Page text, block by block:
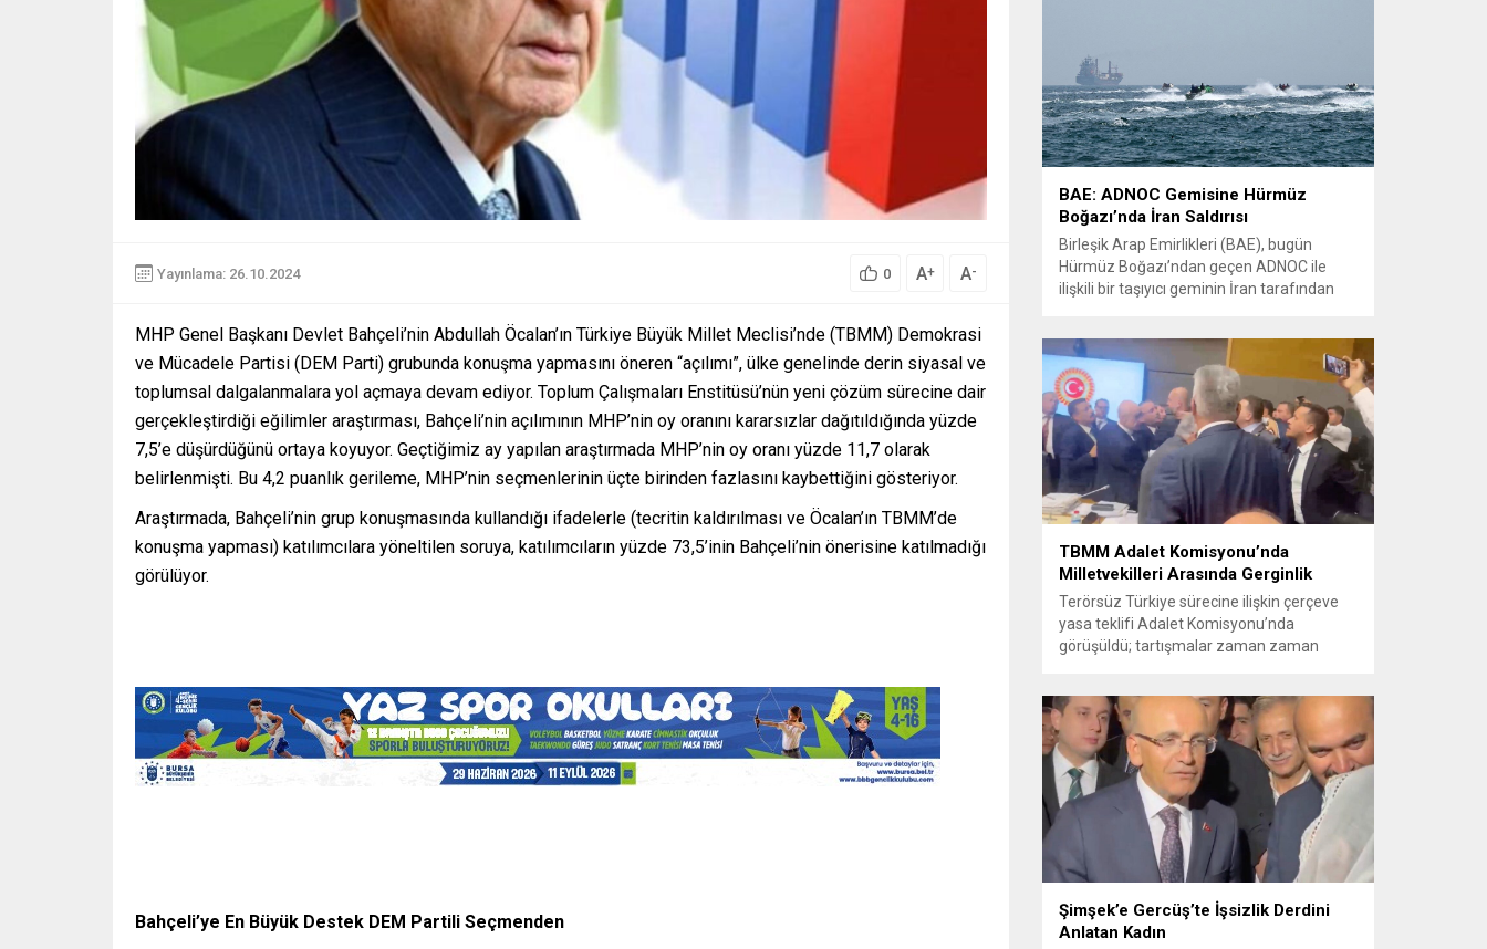
Yayınlama: 26.10.2024 0 A+ A-
MHP Genel Başkanı Devlet Bahçeli’nin Abdullah Öcalan’ın Türkiye Büyük Millet Meclisi’nde (TBMM) Demokrasi
ve Mücadele Partisi (DEM Parti) grubunda konuşma yapmasını öneren “açılımı”, ülke genelinde derin siyasal ve
toplumsal dalgalanmalara yol açmaya devam ediyor. Toplum Çalışmaları Enstitüsü’nün yeni çözüm sürecine dair
gerçekleştirdiği eğilimler araştırması, Bahçeli’nin açılımının MHP’nin oy oranını kararsızlar dağıtıldığında yüzde
7,5’e düşürdüğünü ortaya koyuyor. Geçtiğimiz ay yapılan araştırmada MHP’nin oy oranı yüzde 11,7 olarak
belirlenmişti. Bu 4,2 puanlık gerileme, MHP’nin seçmenlerinin üçte birinden fazlasını kaybettiğini gösteriyor.
Araştırmada, Bahçeli’nin grup konuşmasında kullandığı ifadelerle (tecritin kaldırılması ve Öcalan’ın TBMM’de
konuşma yapması) katılımcılara yöneltilen soruya, katılımcıların yüzde 73,5’inin Bahçeli’nin önerisine katılmadığı
görülüyor.
Bahçeli’ye En Büyük Destek DEM Partili Seçmenden
Türk futbolcu sahada yer aldı: Juventus’ta
Kenan Yıldız ilk 11’de görev alırken,...
BAE: ADNOC Gemisine Hürmüz
Boğazı’nda İran Saldırısı
Birleşik Arap Emirlikleri (BAE), bugün
Hürmüz Boğazı’ndan geçen ADNOC ile
ilişkili bir taşıyıcı geminin İran tarafından
bildirirken saldırıyı kınadı ve Tahran’ı
korsanlıkla suçladı. WAM ajansının
aktardığı ilk açıklamada, ADNOC’a ait bir
geminin sabah saatlerinde hedef alındığı
belirtildi; ilerleyen dakikalarda ise BAE...
TBMM Adalet Komisyonu’nda
Milletvekilleri Arasında Gerginlik
Terörsüz Türkiye sürecine ilişkin çerçeve
yasa teklifi Adalet Komisyonu’nda
görüşüldü; tartışmalar zaman zaman
milletvekilleri arasında sözlü gerilim
yaşandı, daha sonra fiziksel arbede çıktı.
Görüşme sırasında İyi Parti ile MHP
milletvekilleri arasında söz düellosu
başladı; taraflar birbirlerini sert ifadelerle
eleştirdi. Tartışma...
Şimşek’e Gercüş’te İşsizlik Derdini
Anlatan Kadın